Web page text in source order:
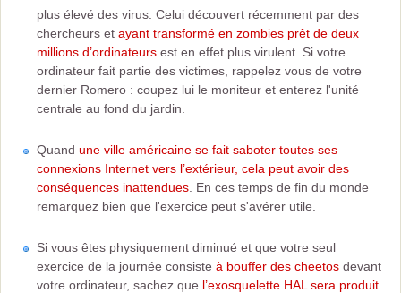
plus élevé des virus. Celui découvert récemment par des
chercheurs et ayant transformé en zombies prêt de deux
millions d’ordinateurs est en effet plus virulent. Si votre
ordinateur fait partie des victimes, rappelez vous de votre
dernier Romero : coupez lui le moniteur et enterez l'unité
centrale au fond du jardin.
Quand une ville américaine se fait saboter toutes ses
connexions Internet vers l’extérieur, cela peut avoir des
conséquences inattendues . En ces temps de fin du monde
remarquez bien que l'exercice peut s'avérer utile.
Si vous êtes physiquement diminué et que votre seul
exercice de la journée consiste à bouffer des cheetos devant
votre ordinateur, sachez que l’exosquelette HAL sera produit